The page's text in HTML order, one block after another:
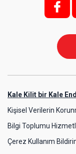
f;
Kale Kilit bir Kale
Kişisel Verilerin
Bilgi Toplumu
Çerez Kullanım